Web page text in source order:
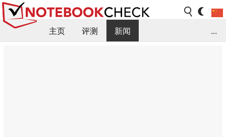
主页 评测
新闻
...